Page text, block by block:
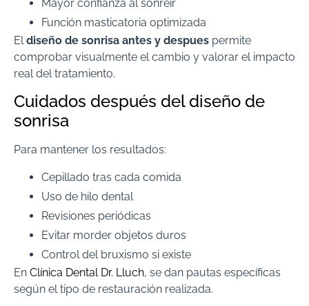
Mayor confianza al sonreír
Función masticatoria optimizada
El diseño de sonrisa antes y despues permite
comprobar visualmente el cambio y valorar el impacto
real del tratamiento.
Cuidados después del diseño de
sonrisa
Para mantener los resultados:
Cepillado tras cada comida
Uso de hilo dental
Revisiones periódicas
Evitar morder objetos duros
Control del bruxismo si existe
En Clínica Dental Dr. Lluch, se dan pautas específicas
según el tipo de restauración realizada.